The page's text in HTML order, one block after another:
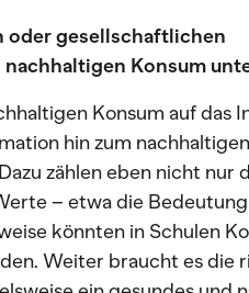
gesellschaftlichen
Konsum
Konsum auf das
hin zum
zählen eben nicht nur
– etwa die Bedeutung
könnten in Schulen
Weiter braucht es die